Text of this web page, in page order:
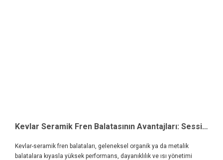
Kevlar Seramik Fren Balatasının Avantajları: Sessiz, Dayanıklı ve Güçlü Frenleme
Kevlar-seramik fren balataları, geleneksel organik ya da metalik
balatalara kıyasla yüksek performans, dayanıklılık ve ısı yönetimi